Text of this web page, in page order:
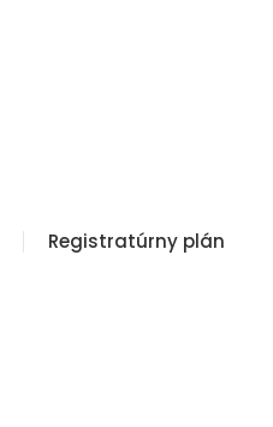
Registratúrny plán